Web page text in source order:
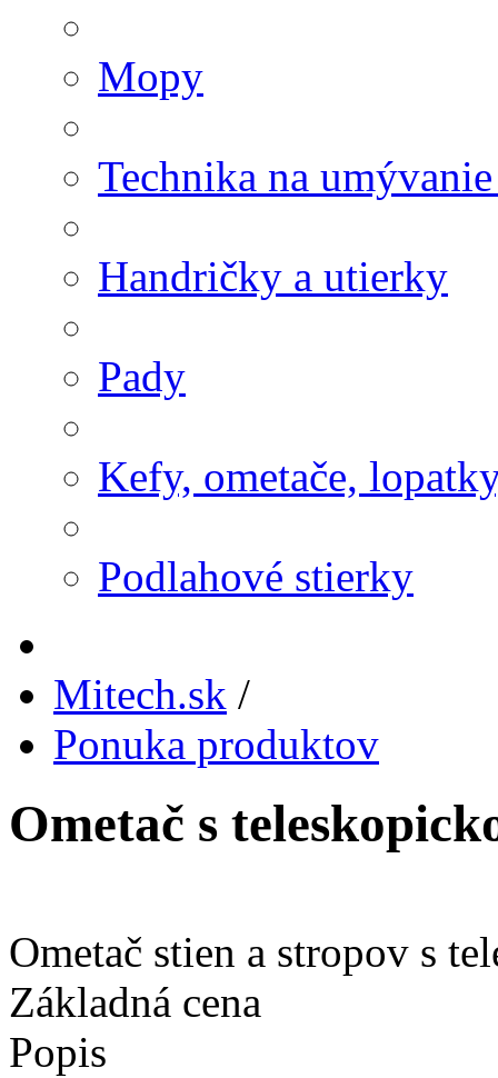
Mopy
Technika na
Handričky a utierky
Pady
Kefy, ometače,
Podlahové stierky
Mitech.sk /
Ponuka produktov
Ometač s
Ometač stien a stropov s
Základná cena
Popis